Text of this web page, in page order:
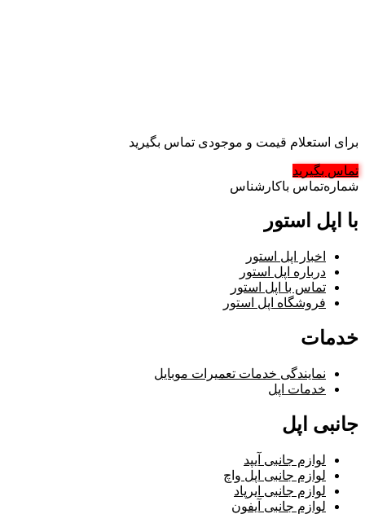
برای استعلام قیمت و موجودی تماس بگیرید
تماس بگیرید
شماره‌تماس‌ با‌کارشناس
با اپل استور
اخبار اپل استور
درباره اپل استور
تماس با اپل استور
فروشگاه اپل استور
خدمات
نمایندگی خدمات تعمیرات موبایل
خدمات اپل
جانبی اپل
لوازم جانبی آیپد
لوازم جانبی اپل واچ
لوازم جانبی ایرپاد
لوازم جانبی آیفون